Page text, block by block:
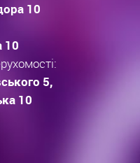
10
10
5,
10